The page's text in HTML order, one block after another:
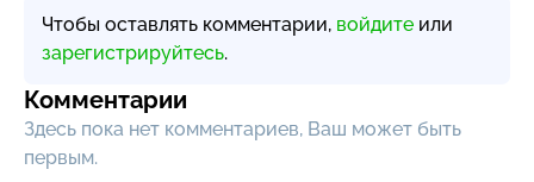
Чтобы оставлять комментарии, войдите или
зарегистрируйтесь.
Комментарии
Здесь пока нет комментариев, Ваш может быть
первым.